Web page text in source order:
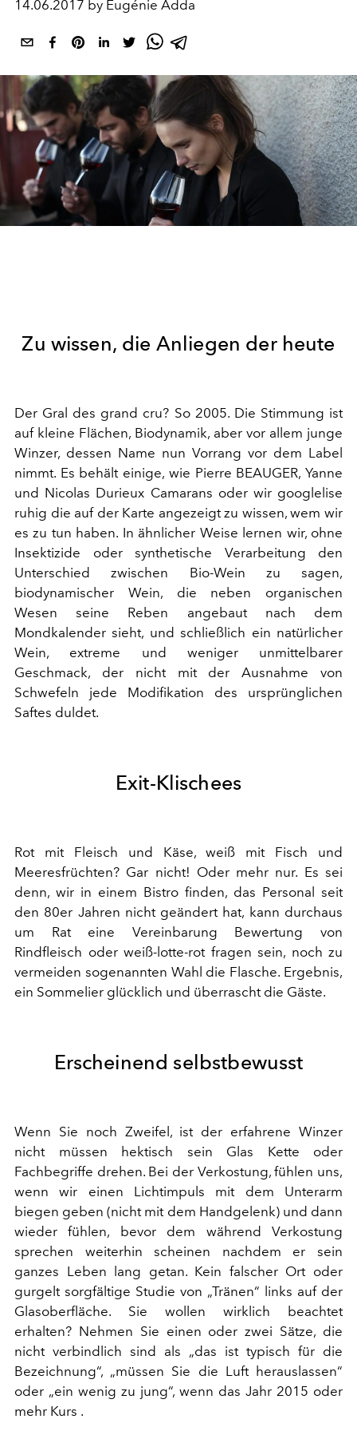
14.06.2017 by Eugénie Adda
Zu wissen, die Anliegen der heute
Der Gral des grand cru? So 2005. Die Stimmung ist
auf kleine Flächen, Biodynamik, aber vor allem junge
Winzer, dessen Name nun Vorrang vor dem Label
nimmt. Es behält einige, wie Pierre BEAUGER, Yanne
und Nicolas Durieux Camarans oder wir googlelise
ruhig die auf der Karte angezeigt zu wissen, wem wir
es zu tun haben. In ähnlicher Weise lernen wir, ohne
Insektizide oder synthetische Verarbeitung den
Unterschied zwischen Bio-Wein zu sagen,
biodynamischer Wein, die neben organischen
Wesen seine Reben angebaut nach dem
Mondkalender sieht, und schließlich ein natürlicher
Wein, extreme und weniger unmittelbarer
Geschmack, der nicht mit der Ausnahme von
Schwefeln jede Modifikation des ursprünglichen
Saftes duldet.
Exit-Klischees
Rot mit Fleisch und Käse, weiß mit Fisch und
Meeresfrüchten? Gar nicht! Oder mehr nur. Es sei
denn, wir in einem Bistro finden, das Personal seit
den 80er Jahren nicht geändert hat, kann durchaus
um Rat eine Vereinbarung Bewertung von
Rindfleisch oder weiß-lotte-rot fragen sein, noch zu
vermeiden sogenannten Wahl die Flasche. Ergebnis,
ein Sommelier glücklich und überrascht die Gäste.
Erscheinend selbstbewusst
Wenn Sie noch Zweifel, ist der erfahrene Winzer
nicht müssen hektisch sein Glas Kette oder
Fachbegriffe drehen. Bei der Verkostung, fühlen uns,
wenn wir einen Lichtimpuls mit dem Unterarm
biegen geben (nicht mit dem Handgelenk) und dann
wieder fühlen, bevor dem während Verkostung
sprechen weiterhin scheinen nachdem er sein
ganzes Leben lang getan. Kein falscher Ort oder
gurgelt sorgfältige Studie von „Tränen“ links auf der
Glasoberfläche. Sie wollen wirklich beachtet
erhalten? Nehmen Sie einen oder zwei Sätze, die
nicht verbindlich sind als „das ist typisch für die
Bezeichnung“, „müssen Sie die Luft herauslassen“
oder „ein wenig zu jung“, wenn das Jahr 2015 oder
mehr Kurs .